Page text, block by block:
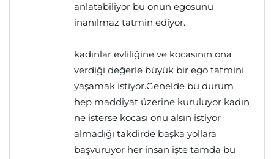
anlatabiliyor bu onun egosunu
inanılmaz tatmin ediyor.
kadınlar evliliğine ve kocasının ona
verdiği değerle büyük bir ego tatmini
yaşamak istiyor.Genelde bu durum
hep maddiyat üzerine kuruluyor kadın
ne isterse kocası onu alsın istiyor
almadığı takdirde başka yollara
başvuruyor her insan işte tamda bu